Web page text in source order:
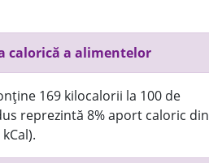
calorică a alimentelor
169 kilocalorii la 100 de
reprezintă 8% aport caloric din